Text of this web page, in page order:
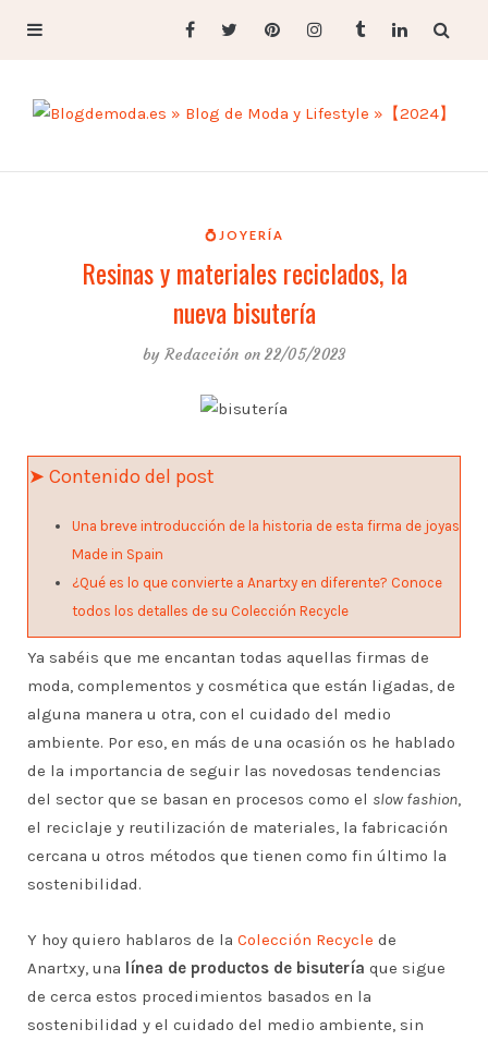
💍JOYERÍA
Resinas y materiales reciclados, la
nueva bisutería
byRedacción on 22/05/2023
➤ Contenido del post
Una breve introducción de la historia de esta firma de joyas
Made in Spain
¿Qué es lo que convierte a Anartxy en diferente? Conoce
todos los detalles de su Colección Recycle
Ya sabéis que me encantan todas aquellas firmas de
moda, complementos y cosmética que están ligadas, de
alguna manera u otra, con el cuidado del medio
ambiente. Por eso, en más de una ocasión os he hablado
de la importancia de seguir las novedosas tendencias
del sector que se basan en procesos como el slow fashion,
el reciclaje y reutilización de materiales, la fabricación
cercana u otros métodos que tienen como fin último la
sostenibilidad.
Y hoy quiero hablaros de la Colección Recycle de
Anartxy, una línea de productos de bisutería que sigue
de cerca estos procedimientos basados en la
sostenibilidad y el cuidado del medio ambiente, sin